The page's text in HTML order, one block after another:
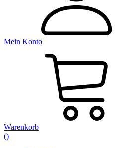
Mein Konto
Warenkorb
()